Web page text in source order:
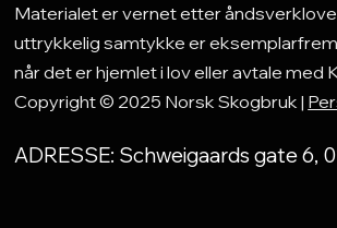
Materialet er vernet etter
uttrykkelig samtykke er
når det er hjemlet i lov eller avtale med
Copyright © 2025 Norsk Skogbruk |
ADRESSE: Schweigaards gate 6,